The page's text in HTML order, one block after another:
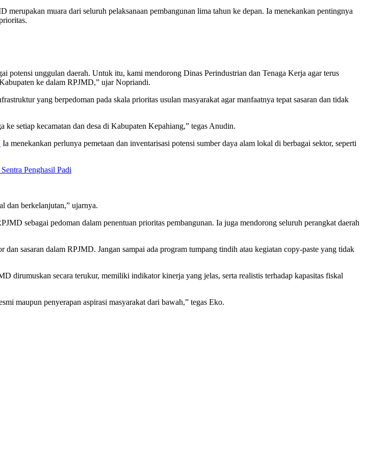
muara dari seluruh pelaksanaan pembangunan lima tahun ke depan. Ia menekankan pentingnya
potensi unggulan daerah. Untuk itu, kami mendorong Dinas Perindustrian dan Tenaga Kerja agar terus
ke dalam RPJMD,” ujar Nopriandi.
yang berpedoman pada skala prioritas usulan masyarakat agar manfaatnya tepat sasaran dan tidak
setiap kecamatan dan desa di Kabupaten Kepahiang,” tegas Anudin.
Ia menekankan perlunya pemetaan dan inventarisasi potensi sumber daya alam lokal di berbagai sektor, seperti
Penghasil Padi
dan berkelanjutan,” ujarnya.
sebagai pedoman dalam penentuan prioritas pembangunan. Ia juga mendorong seluruh perangkat daerah
sasaran dalam RPJMD. Jangan sampai ada program tumpang tindih atau kegiatan copy-paste yang tidak
dirumuskan secara terukur, memiliki indikator kinerja yang jelas, serta realistis terhadap kapasitas fiskal
maupun penyerapan aspirasi masyarakat dari bawah,” tegas Eko.